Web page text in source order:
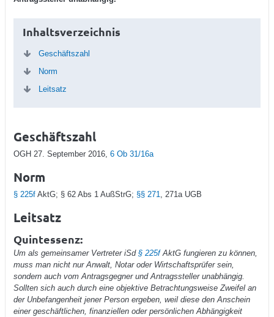
Inhaltsverzeichnis
Geschäftszahl
Norm
Leitsatz
Geschäftszahl
OGH 27. September 2016, 6 Ob 31/16a
Norm
§ 225fAktG; § 62 Abs 1 AußStrG; §§ 271 , 271a UGB
Leitsatz
Quintessenz:
Um als gemeinsamer Vertreter iSd § 225fAktG fungieren zu können,
muss man nicht nur Anwalt, Notar oder Wirtschaftsprüfer sein,
sondern auch vom Antragsgegner und Antragssteller unabhängig.
Sollten sich auch durch eine objektive Betrachtungsweise Zweifel an
der Unbefangenheit jener Person ergeben, weil diese den Anschein
einer geschäftlichen, finanziellen oder persönlichen Abhängigkeit